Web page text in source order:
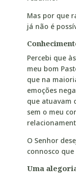
Mas por que
já não é
Percebi que
meu bom
que na
emoções
que atuavam
sem o meu
O Senhor
connosco
Uma